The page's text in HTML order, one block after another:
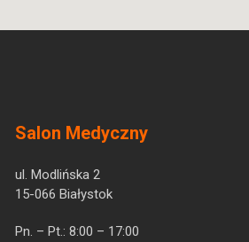
Salon Medyczny
ul. Modlińska 2
15-066 Białystok
Pn. – Pt.: 8:00 – 17:00